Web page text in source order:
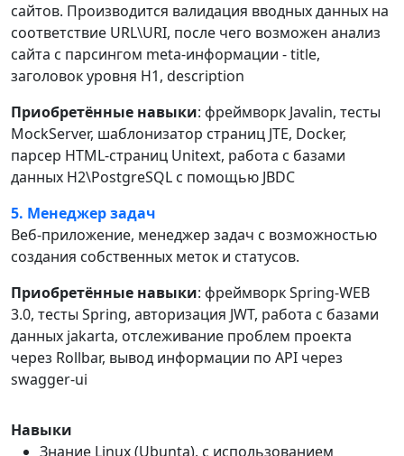
сайтов. Производится валидация вводных данных на
соответствие URL\URI, после чего возможен анализ
сайта с парсингом meta-информации - title,
заголовок уровня H1, description
Приобретённые навыки: фреймворк Javalin, тесты
MockServer, шаблонизатор страниц JTE, Docker,
парсер HTML-страниц Unitext, работа с базами
данных H2\PostgreSQL с помощью JBDC
5. Менеджер задач
Веб-приложение, менеджер задач с возможностью
создания собственных меток и статусов.
Приобретённые навыки: фреймворк Spring-WEB
3.0, тесты Spring, авторизация JWT, работа с базами
данных jakarta, отслеживание проблем проекта
через Rollbar, вывод информации по API через
swagger-ui
Навыки
Знание Linux (Ubunta), с использованием